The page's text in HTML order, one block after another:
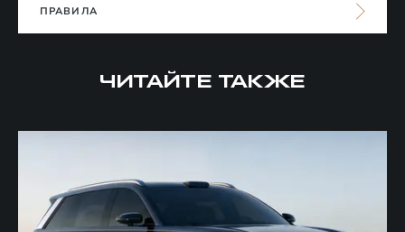
ПРАВИЛА
ЧИТАЙТЕ ТАКЖЕ